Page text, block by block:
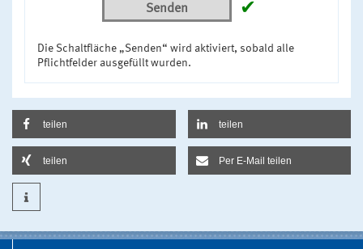
Senden ✔
Die Schaltfläche „Senden“ wird aktiviert, sobald alle
Pflichtfelder ausgefüllt wurden.
teilen teilen
teilen Per E-Mail teilen